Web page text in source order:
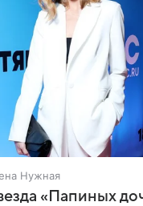
Нужная
«Папиных